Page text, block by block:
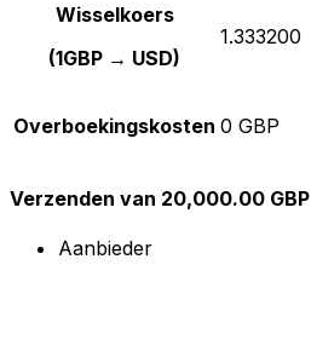
Wisselkoers
(1GBP → USD)
1.333200
Overboekingskosten 0 GBP
Verzenden van 20,000.00 GBP
Aanbieder